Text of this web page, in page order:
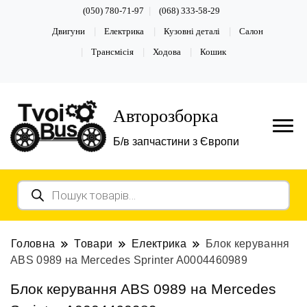
(050) 780-71-97 (068) 333-58-29
Двигуни Електрика Кузовні деталі Салон
Трансмісія Ходова Кошик
Авторозборка
Б/в запчастини з Європи
Пошук
товарів
Головна Товари Електрика
Блок керування
ABS 0989 на Mercedes Sprinter A0004460989
Блок керування ABS 0989 на Mercedes